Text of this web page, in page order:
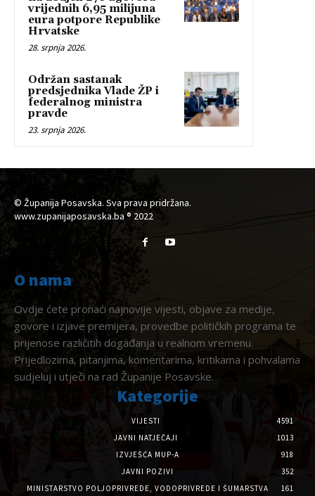
vrijednih 6,95 milijuna
eura potpore Republike
Hrvatske
28. srpnja 2026.
Održan sastanak
predsjednika Vlade ŽP i
federalnog ministra
pravde
23. srpnja 2026.
© Županija Posavska. Sva prava pridržana.
www.zupanijaposavska.ba ® 2022
O nama
Ovdje ćete pronaći najnovije vijesti, objave za medije,
govore i izjave premijera, provedbe političkih programa te
prijenose različitih događanja u realnom vremenu.
Prijedlozima, pitanjima, komentarima, kritikama i pohvalama
sudjeluj i utječi na rad Županije Posavske.
Kategorije
VIJESTI
4591
JAVNI NATJEČAJI
1013
IZVJEŠĆA MUP-A
918
JAVNI POZIVI
352
MINISTARSTVO POLJOPRIVREDE, VODOPRIVREDE I ŠUMARSTVA
161